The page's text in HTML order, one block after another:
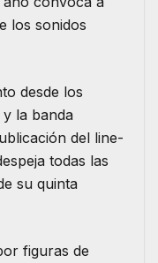
los sonidos
desde los
y la banda
del line-
todas las
su quinta
figuras de